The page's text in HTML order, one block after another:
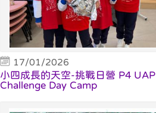
17/01/2026
小四成長的天空-挑戰日營 P4 UAP
Challenge Day Camp